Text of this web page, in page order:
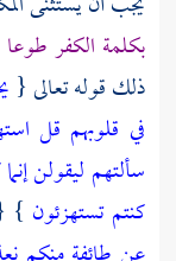
بكلمة الكفر طوعا
ذلك قوله تعالى {
في قلوبهم قل
سألتهم ليقولن
كنتم تستهزئون {